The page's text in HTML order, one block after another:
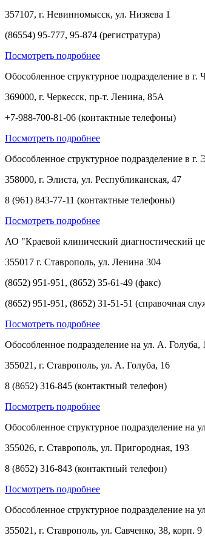
357107, г. Невинномысск, ул. Низяева 1
(86554) 95-777, 95-874 (регистратура)
Посмотреть подробнее
Обособленное структурное подразделение в г.
369000, г. Черкесск, пр-т. Ленина, 85А
+7-988-700-81-06 (контактные телефоны)
Посмотреть подробнее
Обособленное структурное подразделение в г.
358000, г. Элиста, ул. Республиканская, 47
8 (961) 843-77-11 (контактные телефоны)
Посмотреть подробнее
АО "Краевой клинический диагностический
355017 г. Ставрополь, ул. Ленина 304
(8652) 951-951, (8652) 35-61-49 (факс)
(8652) 951-951, (8652) 31-51-51 (справочная
Посмотреть подробнее
Обособленное подразделение на ул. А. Голуба,
355021, г. Ставрополь, ул. А. Голуба, 16
8 (8652) 316-845 (контактный телефон)
Посмотреть подробнее
Обособленное структурное подразделение на
355026, г. Ставрополь, ул. Пригородная, 193
8 (8652) 316-843 (контактный телефон)
Посмотреть подробнее
Обособленное структурное подразделение на
355021, г. Ставрополь, ул. Савченко, 38, корп. 9